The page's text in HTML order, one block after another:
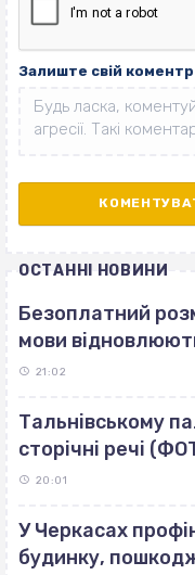
Залиште свій коментр
ОСТАННІ НОВИНИ
Безоплатний
мови
21:02
Тальнівському
сторічні речі
20:01
У Черкасах
будинку,